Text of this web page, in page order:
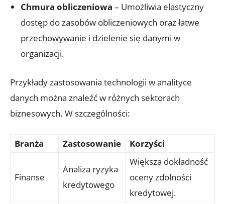
Chmura obliczeniowa – Umożliwia elastyczny
dostęp do zasobów obliczeniowych oraz łatwe
przechowywanie i dzielenie się danymi w
organizacji.
Przykłady zastosowania technologii w analityce
danych można znaleźć w różnych sektorach
biznesowych. W szczególności:
Branża Zastosowanie Korzyści
Finanse
Analiza ryzyka
kredytowego
Większa dokładność
oceny zdolności
kredytowej.